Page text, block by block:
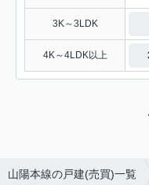
3K～3LDK
4K～4LDK以上
山陽本線の戸建(売買)一覧